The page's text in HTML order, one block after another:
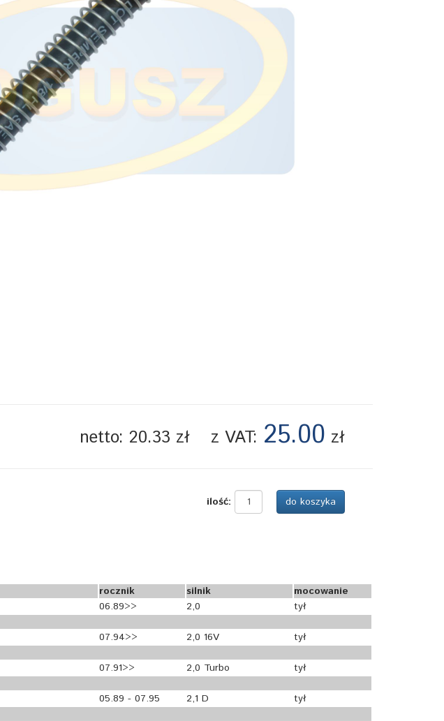
netto: 20.33 zł z VAT: 25.00 zł
ilość:
rocznik silnik
mocowanie
06.89>> 2,0 tył
07.94>> 2,0 16V tył
07.91>> 2,0 Turbo tył
05.89 - 07.95 2,1 D tył